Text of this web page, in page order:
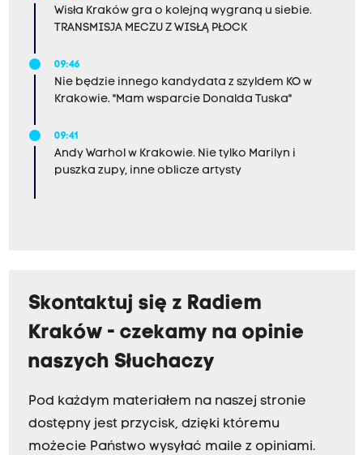
Wisła Kraków gra o kolejną wygraną u siebie.
TRANSMISJA MECZU Z WISŁĄ PŁOCK
09:46
Nie będzie innego kandydata z szyldem KO w
Krakowie. "Mam wsparcie Donalda Tuska"
09:41
Andy Warhol w Krakowie. Nie tylko Marilyn i
puszka zupy, inne oblicze artysty
Skontaktuj się z Radiem
Kraków - czekamy na opinie
naszych Słuchaczy
Pod każdym materiałem na naszej stronie
dostępny jest przycisk, dzięki któremu
możecie Państwo wysyłać maile z opiniami.